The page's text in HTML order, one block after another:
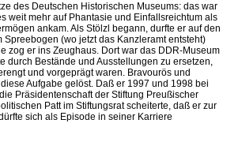
des Deutschen Historischen Museums: das war
weit mehr auf Phantasie und Einfallsreichtum als
ankam. Als Stölzl begann, durfte er auf den
Spreebogen (wo jetzt das Kanzleramt entsteht)
zog er ins Zeughaus. Dort war das DDR-Museum
durch Bestände und Ausstellungen zu ersetzen,
und vorgeprägt waren. Bravourös und
Aufgabe gelöst. Daß er 1997 und 1998 bei
Präsidentenschaft der Stiftung Preußischer
Patt im Stiftungsrat scheiterte, daß er zur
sich als Episode in seiner Karriere